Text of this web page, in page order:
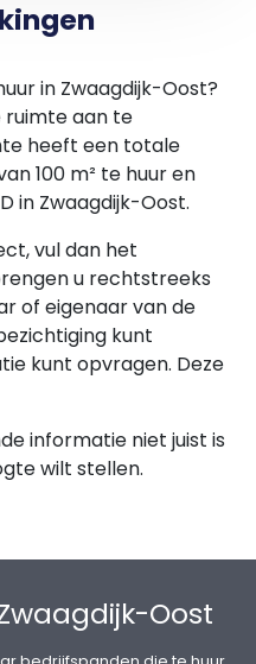
in Zwaagdijk-Oost?
ruimte aan te
heeft een totale
100 m² te huur en
in Zwaagdijk-Oost.
vul dan het
u rechtstreeks
of eigenaar van de
kunt
kunt opvragen. Deze
informatie niet juist is
wilt stellen.
Oost